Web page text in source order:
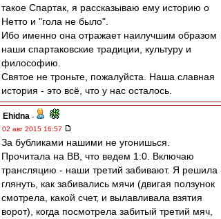
такое Спартак, я рассказываю ему историю о
Нетто и "гола не было".
Ибо именно она отражает наилучшим образом
наши спартаковские традиции, культуру и
философию.
Святое не троньте, пожалуйста. Наша славная
история - это всё, что у нас осталось.
Ehidna -
02 авг 2015 16:57
За бубликами нашими не угонишься.
Прочитала на ВВ, что ведем 1:0. Включаю
трансляцию - наши третий забивают. Я решила
глянуть, как забивались мячи (двигая ползунок
смотрела, какой счет, и вылавливала взятия
ворот), когда посмотрела забитый третий мяч,